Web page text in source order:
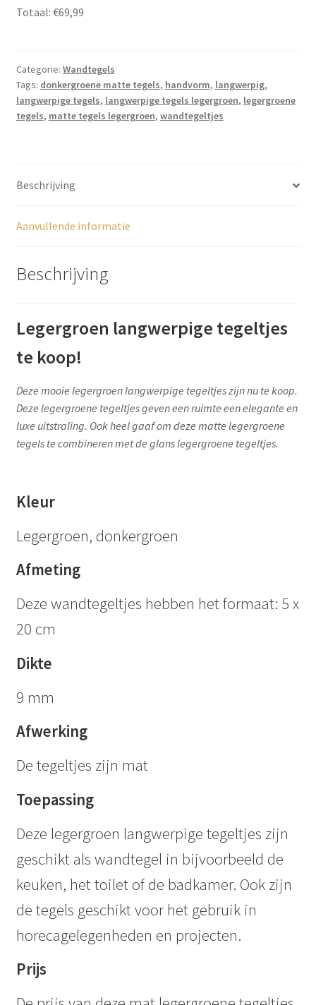
20cm,
TP086
aantal
Totaal: €69,99
Categorie: Wandtegels
Tags: donkergroene matte tegels, handvorm, langwerpig,
langwerpige tegels, langwerpige tegels legergroen, legergroene
tegels, matte tegels legergroen, wandtegeltjes
Beschrijving
Aanvullende informatie
Beschrijving
Legergroen langwerpige tegeltjes
te koop!
Deze mooie legergroen langwerpige tegeltjes zijn nu te koop.
Deze legergroene tegeltjes geven een ruimte een elegante en
luxe uitstraling. Ook heel gaaf om deze matte legergroene
tegels te combineren met de glans legergroene tegeltjes.
Kleur
Legergroen, donkergroen
Afmeting
Deze wandtegeltjes hebben het formaat: 5 x
20 cm
Dikte
9 mm
Afwerking
De tegeltjes zijn mat
Toepassing
Deze legergroen langwerpige tegeltjes zijn
geschikt als wandtegel in bijvoorbeeld de
keuken, het toilet of de badkamer. Ook zijn
de tegels geschikt voor het gebruik in
horecagelegenheden en projecten.
Prijs